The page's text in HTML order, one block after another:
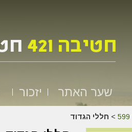
שער האתר יזכור
> חללי הגדוד